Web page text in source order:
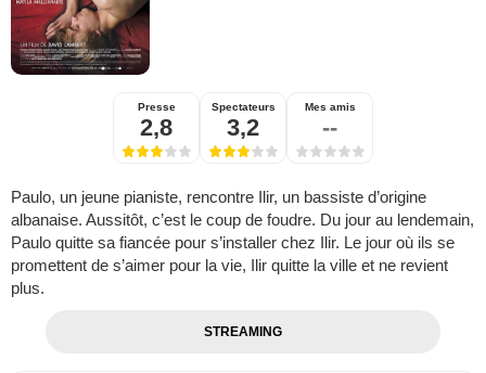
Presse
2,8
Spectateurs
3,2
Mes amis
--
Paulo, un jeune pianiste, rencontre Ilir, un bassiste d’origine
albanaise. Aussitôt, c’est le coup de foudre. Du jour au lendemain,
Paulo quitte sa fiancée pour s’installer chez Ilir. Le jour où ils se
promettent de s’aimer pour la vie, Ilir quitte la ville et ne revient
plus.
STREAMING